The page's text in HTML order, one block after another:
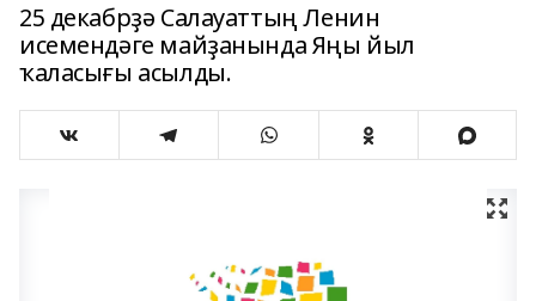
25 декабрҙә Салауаттың Ленин
исемендәге майҙанында Яңы йыл
ҡаласығы асылды.